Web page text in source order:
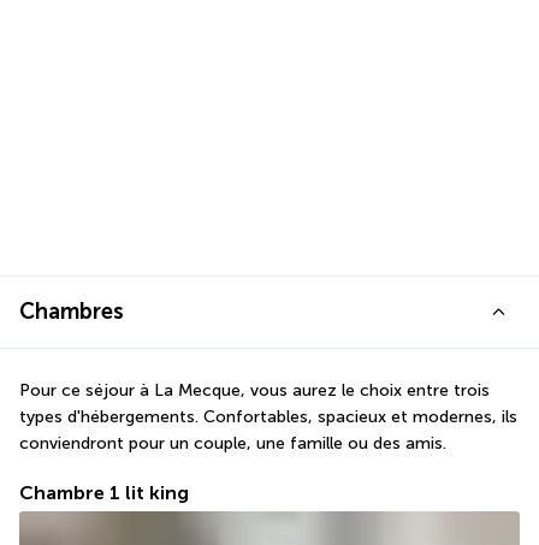
Chambres
Pour ce séjour à La Mecque, vous aurez le choix entre trois
types d'hébergements. Confortables, spacieux et modernes, ils
conviendront pour un couple, une famille ou des amis.
Chambre 1 lit king